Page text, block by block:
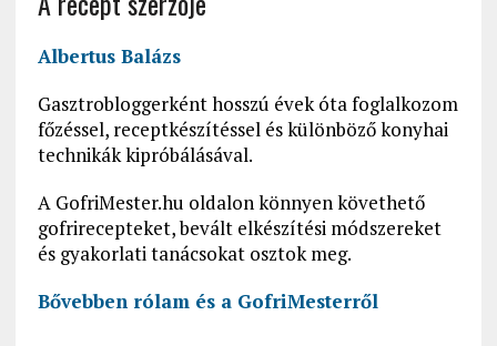
Albertus Balázs
Gasztrobloggerként hosszú évek óta foglalkozom
főzéssel, receptkészítéssel és különböző konyhai
technikák kipróbálásával.
A GofriMester.hu oldalon könnyen követhető
gofrirecepteket, bevált elkészítési módszereket
és gyakorlati tanácsokat osztok meg.
Bővebben rólam és a GofriMesterről